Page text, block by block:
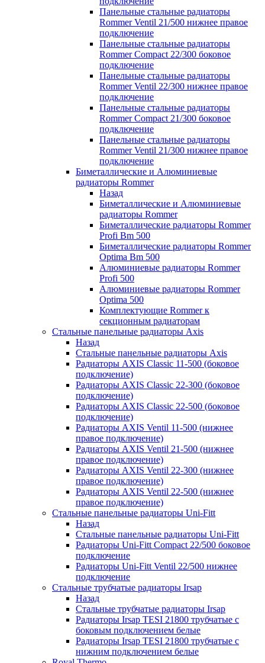
Панельные стальные радиаторы
Rommer Ventil 21/500 нижнее правое
подключение
Панельные стальные радиаторы
Rommer Compact 22/300 боковое
подключение
Панельные стальные радиаторы
Rommer Ventil 22/300 нижнее правое
подключение
Панельные стальные радиаторы
Rommer Compact 21/300 боковое
подключение
Панельные стальные радиаторы
Rommer Ventil 21/300 нижнее правое
подключение
Биметаллические и Алюминиевые
радиаторы Rommer
Назад
Биметаллические и Алюминиевые
радиаторы Rommer
Биметаллические радиаторы Rommer
Profi Bm 500
Биметаллические радиаторы Rommer
Optima Bm 500
Алюминиевые радиаторы Rommer
Profi 500
Алюминиевые радиаторы Rommer
Optima 500
Комплектующие Rommer к
секционным радиаторам
Стальные панельные радиаторы Axis
Назад
Стальные панельные радиаторы Axis
Радиаторы AXIS Classic 11-500 (боковое
подключение)
Радиаторы AXIS Classic 22-300 (боковое
подключение)
Радиаторы AXIS Classic 22-500 (боковое
подключение)
Радиаторы AXIS Ventil 11-500 (нижнее
правое подключение)
Радиаторы AXIS Ventil 21-500 (нижнее
правое подключение)
Радиаторы AXIS Ventil 22-300 (нижнее
правое подключение)
Радиаторы AXIS Ventil 22-500 (нижнее
правое подключение)
Стальные панельные радиаторы Uni-Fitt
Назад
Стальные панельные радиаторы Uni-Fitt
Радиаторы Uni-Fitt Compact 22/500 боковое
подключение
Радиаторы Uni-Fitt Ventil 22/500 нижнее
подключение
Стальные трубчатые радиаторы Irsap
Назад
Стальные трубчатые радиаторы Irsap
Радиаторы Irsap TESI 21800 трубчатые с
боковым подключением белые
Радиаторы Irsap TESI 21800 трубчатые с
нижним подключением белые